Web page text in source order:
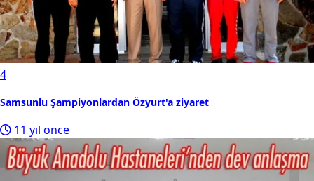
4
Samsunlu Şampiyonlardan Özyurt'a ziyaret
11 yıl önce